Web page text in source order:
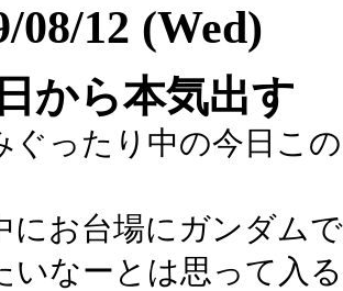
08/12 (Wed)
から本気出す
ぐったり中の今日こ
にお台場にガンダム
いなーとは思って入